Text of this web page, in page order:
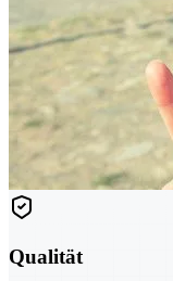
Qualität